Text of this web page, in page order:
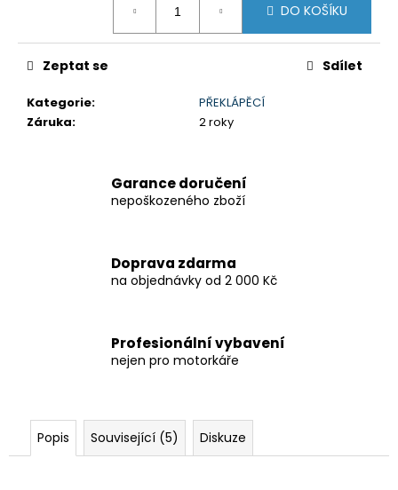
DO KOŠÍKU
Kategorie:
PŘEKLÁPĚCÍ
Záruka: 2 roky
Zeptat se Sdílet
Garance doručení
nepoškozeného zboží
Doprava zdarma
na objednávky od 2 000 Kč
Profesionální vybavení
nejen pro motorkáře
Popis Související (5) Diskuze
CRUISE
KIT
797,38
Kč